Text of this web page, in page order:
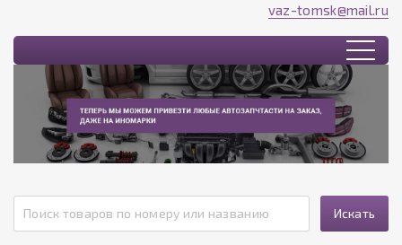
vaz-tomsk@mail.ru
Искать